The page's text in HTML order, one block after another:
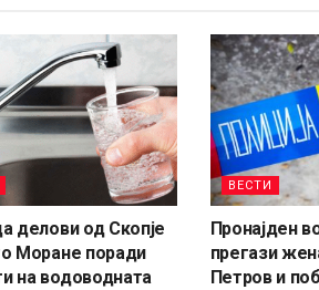
делови од Скопје
Моране поради
на водоводната
ВЕСТИ
Пронајден
прегази
Петров и